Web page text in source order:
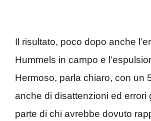
Il risultato, poco dopo anche
Hummels in campo e
Hermoso, parla chiaro, con un
anche di disattenzioni ed errori
parte di chi avrebbe dovuto